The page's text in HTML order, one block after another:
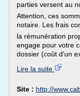
parties versent au
Attention, ces
notaire. Les frais
la rémunération
engage pour votre
dossier (coût d'un
Lire la suite
Site : http://